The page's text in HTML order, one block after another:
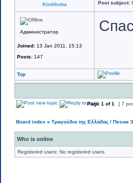
Kindiboba Post subject:
Администратор
Joined: 13 Jan 2011, 15:13
Posts: 147
Top
Page 1 of1 [ 7
Board index » Τραγούδια της Ελλάδας / Песни
Who is online
Registered users: No registered users